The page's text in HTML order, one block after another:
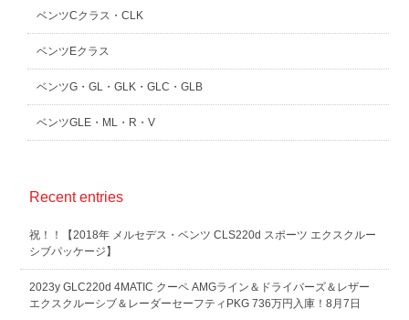
ベンツCクラス・CLK
ベンツEクラス
ベンツG・GL・GLK・GLC・GLB
ベンツGLE・ML・R・V
Recent entries
祝！！【2018年 メルセデス・ベンツ CLS220d スポーツ エクスクルー
シブパッケージ】
2023y GLC220d 4MATIC クーペ AMGライン＆ドライバーズ＆レザー
エクスクルーシブ＆レーダーセーフティPKG 736万円入庫！8月7日